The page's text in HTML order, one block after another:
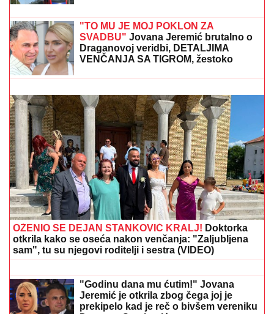
5 MINUTA SNIMKA REŠAVAJU MISTERIJU
NESTANKA FARMACEUTA?!Milan popio kafu sa
majkom, otišao na posao i više ga NIKO NIJE VIDEO:
Supruzi je poslao OVU poruku (FOTO)
(FOTO) EVO GDE SE NALAZI PRVI
MUŽ JOVANE JEREMIĆDok svi bruje
o Draganovoj veridbi, Vojislav
napustio Srbiju, a voditeljki je velika
podrška: "Brak nam je bio savršen"
(FOTO) VOZ NALETEO NA OSOBU
KOD ZEMUNA Oglasili se iz
licu mesta